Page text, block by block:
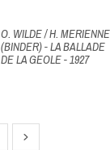
O. WILDE / H. MERIENNE
(BINDER) - LA BALLADE
DE LA GEOLE - 1927